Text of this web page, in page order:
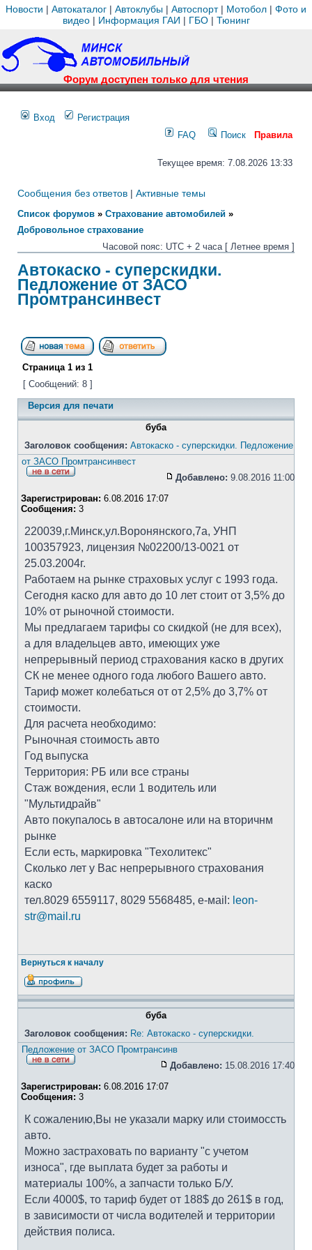
Новости | Автокаталог | Автоклубы | Автоспорт| Мотобол | Фото и
видео| Информация ГАИ | ГБО| Тюнинг
Форум доступен только для чтения
Вход
Регистрация
FAQ
Поиск Правила
Текущее время: 7.08.2026 13:33
Сообщения без ответов | Активные темы
Список форумов » Страхование автомобилей »
Добровольное страхование
Часовой пояс: UTC + 2 часа [ Летнее время ]
Автокаско - суперскидки.
Педложение от ЗАСО
Промтрансинвест
Страница 1 из 1
[ Сообщений: 8 ]
Версия для печати
буба
Заголовок сообщения: Автокаско - суперскидки. Педложение
от ЗАСО Промтрансинвест
Добавлено: 9.08.2016 11:00
Зарегистрирован: 6.08.2016 17:07
Сообщения: 3
220039,г.Минск,ул.Воронянского,7а, УНП
100357923, лицензия №02200/13-0021 от
25.03.2004г.
Работаем на рынке страховых услуг с 1993 года.
Сегодня каско для авто до 10 лет стоит от 3,5% до
10% от рыночной стоимости.
Мы предлагаем тарифы со скидкой (не для всех),
а для владельцев авто, имеющих уже
непрерывный период страхования каско в других
СК не менее одного года любого Вашего авто.
Тариф может колебаться от от 2,5% до 3,7% от
стоимости.
Для расчета необходимо:
Рыночная стоимость авто
Год выпуска
Территория: РБ или все страны
Стаж вождения, если 1 водитель или
"Мультидрайв"
Авто покупалось в автосалоне или на вторичнм
рынке
Если есть, маркировка "Техолитекс"
Сколько лет у Вас непрерывного страхования
каско
тел.8029 6559117, 8029 5568485, е-мail: leon-
str@mail.ru
Вернуться к началу
буба
Заголовок сообщения: Re: Автокаско - суперскидки.
Педложение от ЗАСО Промтрансинв
Добавлено: 15.08.2016 17:40
Зарегистрирован: 6.08.2016 17:07
Сообщения: 3
К сожалению,Вы не указали марку или стоимоссть
авто.
Можно застраховать по варианту "с учетом
износа", где выплата будет за работы и
материалы 100%, а запчасти только Б/У.
Если 4000$, то тариф будет от 188$ до 261$ в год,
в зависимости от числа водителей и территории
действия полиса.